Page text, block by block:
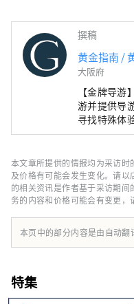
撰稿
黄金指南 /
大阪府
【金牌导
游并提供导
寻找特殊体
日本的魅力
本文章所提供的情报均为采访
及价格有可能会发生变化。请
的相关资讯是作者基于采访期
务的内容和价格可能会有变更，
本页中的部分内容是由自动翻
特集